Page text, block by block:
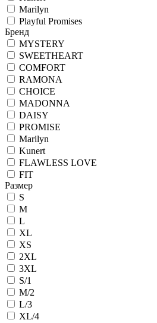
Marilyn
Playful Promises
Бренд
MYSTERY
SWEETHEART
COMFORT
RAMONA
CHOICE
MADONNA
DAISY
PROMISE
Marilyn
Kunert
FLAWLESS LOVE
FIT
Размер
S
M
L
XL
XS
2XL
3XL
S/1
M/2
L/3
XL/4